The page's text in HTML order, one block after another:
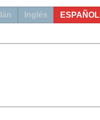
Inglés ESPAÑOL